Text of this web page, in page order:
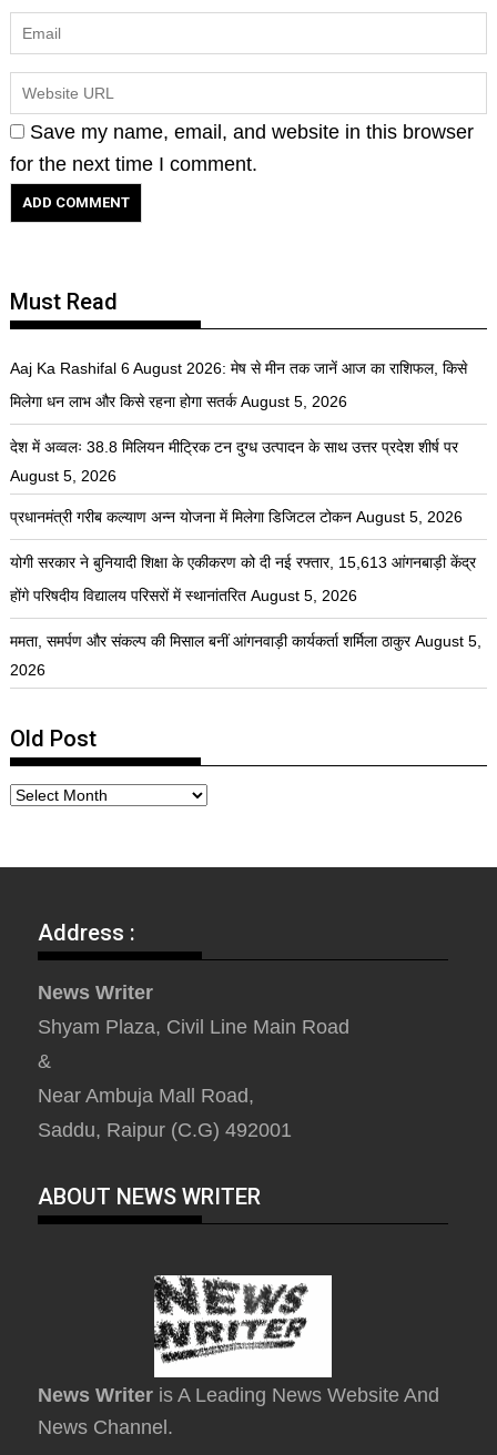
Save my name, email, and website in this browser
for the next time I comment.
Must Read
Aaj Ka Rashifal 6 August 2026: मेष से मीन तक जानें आज का राशिफल, किसे
मिलेगा धन लाभ और किसे रहना होगा सतर्क August 5, 2026
देश में अव्वलः 38.8 मिलियन मीट्रिक टन दुग्ध उत्पादन के साथ उत्तर प्रदेश शीर्ष पर
August 5, 2026
प्रधानमंत्री गरीब कल्याण अन्न योजना में मिलेगा डिजिटल टोकन August 5, 2026
योगी सरकार ने बुनियादी शिक्षा के एकीकरण को दी नई रफ्तार, 15,613 आंगनबाड़ी केंद्र
होंगे परिषदीय विद्यालय परिसरों में स्थानांतरित August 5, 2026
ममता, समर्पण और संकल्प की मिसाल बनीं आंगनवाड़ी कार्यकर्ता शर्मिला ठाकुर August 5,
2026
Old Post
Address :
News Writer
Shyam Plaza, Civil Line Main Road
&
Near Ambuja Mall Road,
Saddu, Raipur (C.G) 492001
ABOUT NEWS WRITER
News Writer is A Leading News Website And
News Channel.